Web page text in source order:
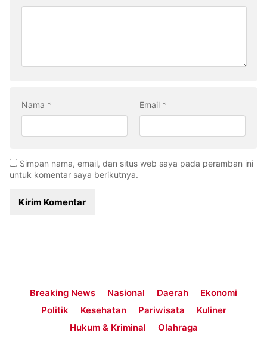
Nama * Email *
Simpan nama, email, dan situs web saya pada peramban ini
untuk komentar saya berikutnya.
Breaking News Nasional Daerah
Ekonomi
Politik
Kesehatan Pariwisata
Kuliner
Hukum & Kriminal
Olahraga